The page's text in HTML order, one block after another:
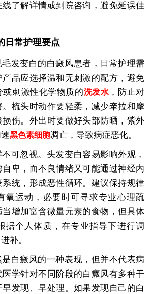
了解详情或到院咨询，避免延误佳
日常护理要点
发变白的白癜风患者，日常护理需
品应选择温和无刺激的配方，避免
刺激性化学物质的洗发水，防止对
梳头时动作要轻柔，减少牵拉和摩
伤。外出时要做好头部防晒，紫外
黑色素细胞凋亡，导致病症恶化。
可忽视。头发变白容易影响外观，
卑，而不良情绪又可能通过神经内
统，形成恶性循环。建议保持规律
氧运动，必要时可寻求专业心理疏
增加富含微量元素的食物，但具体
据个人体质，在专业指导下进行调
补。
白癜风的一种表现，但并不代表病
学针对不同阶段的白癜风有多种干
发现、早处理。如果发现自己的白